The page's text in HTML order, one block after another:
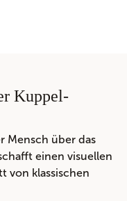
Kuppel-
Mensch über das
einen visuellen
von klassischen